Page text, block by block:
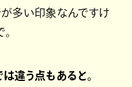
が多い印象なんですけ
違う点もあると。